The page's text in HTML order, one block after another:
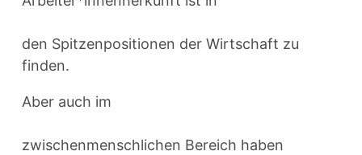
den Spitzenpositionen der Wirtschaft zu
finden.
Aber auch im
zwischenmenschlichen Bereich haben